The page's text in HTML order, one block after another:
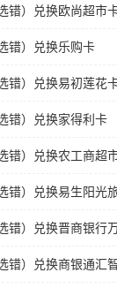
错）兑换欧尚超市
错）兑换乐购卡
错）兑换易初莲花
错）兑换家得利卡
错）兑换农工商超
错）兑换易生阳光
错）兑换晋商银行
错）兑换商银通汇